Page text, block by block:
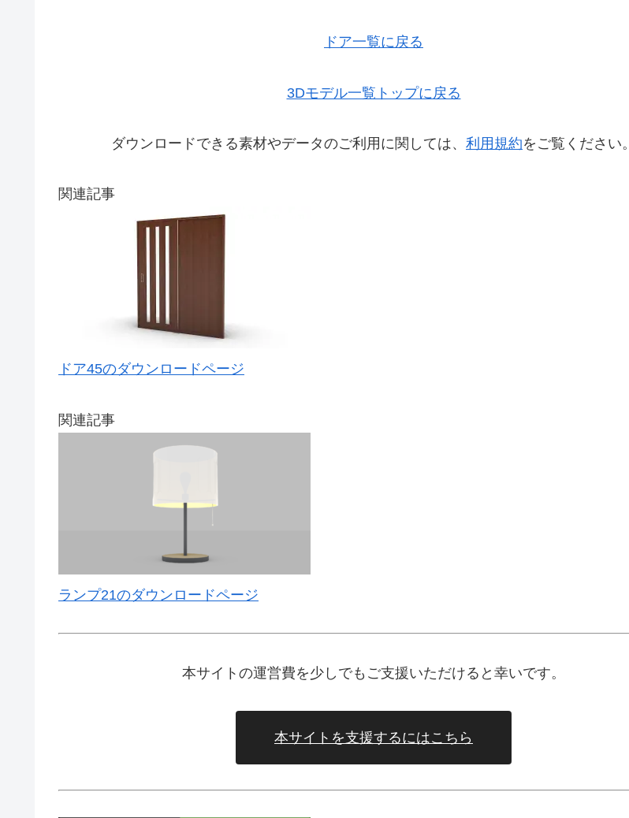
ドア一覧に戻る
3Dモデル一覧トップに戻る
ダウンロードできる素材やデータのご利用に関しては、 利用規約をご覧ください。
関連記事
ドア45のダウンロードページ
関連記事
ランプ21のダウンロードページ
本サイトの運営費を少しでもご支援いただけると幸いです。
本サイトを支援するにはこちら